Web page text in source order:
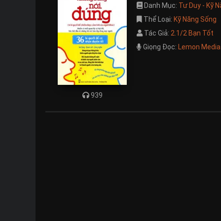
939
Danh Mục: Tư Duy - Kỹ
Thể Loại: Kỹ Năng Sống
Tác Giả: 2.1/2 Bạn Tốt
Giọng Đọc: Lemon Media